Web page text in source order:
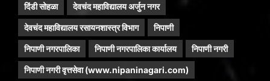
दिंडी सोहळा देवचंद महाविद्यालय अर्जुन नगर
देवचंद महाविद्यालय रसायनशास्त्र विभाग निपाणी
निपाणी नगरपालिका निपाणी नगरपालिका कार्यालय निपाणी नगरी
निपाणी नगरी वृत्तसेवा (www.nipaninagari.com)